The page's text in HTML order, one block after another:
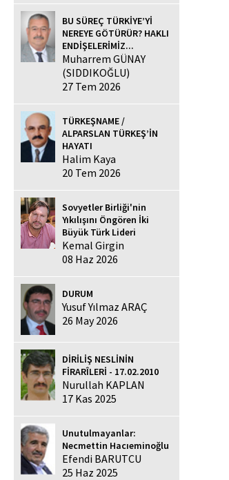
BU SÜREÇ TÜRKİYE’Yİ
NEREYE GÖTÜRÜR? HAKLI
ENDİŞELERİMİZ...
Muharrem GÜNAY
(SIDDIKOĞLU)
27 Tem 2026
TÜRKEŞNAME /
ALPARSLAN TÜRKEŞ’İN
HAYATI
Halim Kaya
20 Tem 2026
Sovyetler Birliği'nin
Yıkılışını Öngören İki
Büyük Türk Lideri
Kemal Girgin
08 Haz 2026
DURUM
Yusuf Yılmaz ARAÇ
26 May 2026
DİRİLİŞ NESLİNİN
FİRARÎLERİ - 17.02.2010
Nurullah KAPLAN
17 Kas 2025
Unutulmayanlar:
Necmettin Hacıeminoğlu
Efendi BARUTCU
25 Haz 2025